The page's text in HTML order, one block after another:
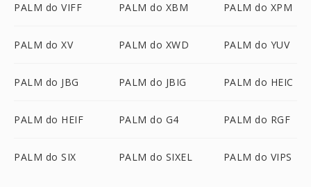
PALM do VIFF PALM do XBM PALM do XPM
PALM do XV PALM do XWD PALM do YUV
PALM do JBG PALM do JBIG PALM do HEIC
PALM do HEIF PALM do G4 PALM do RGF
PALM do SIX PALM do SIXEL PALM do VIPS